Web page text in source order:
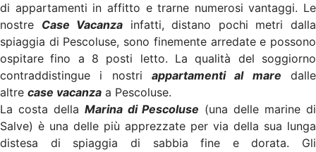
di appartamenti in affitto e trarne numerosi vantaggi. Le
nostre Case Vacanza infatti, distano pochi metri dalla
spiaggia di Pescoluse, sono finemente arredate e possono
ospitare fino a 8 posti letto. La qualità del soggiorno
contraddistingue i nostri appartamenti al mare dalle
altre case vacanza a Pescoluse.
La costa della Marina di Pescoluse (una delle marine di
Salve) è una delle più apprezzate per via della sua lunga
distesa di spiaggia di sabbia fine e dorata. Gli